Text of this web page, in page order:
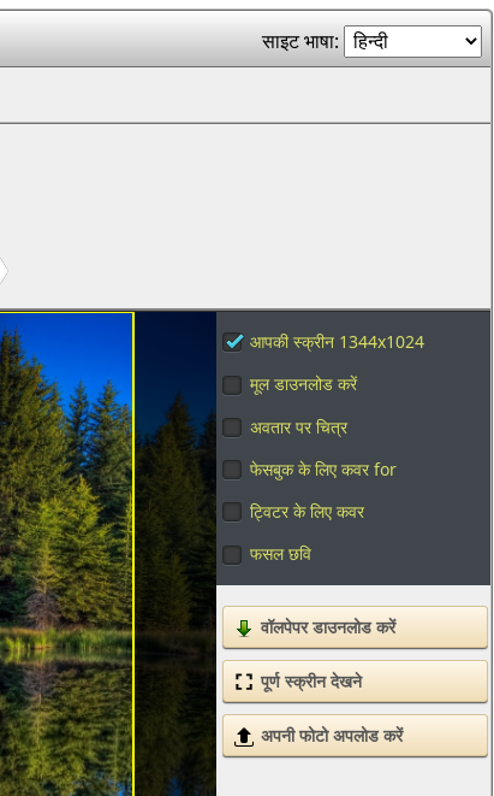
साइट भाषा:
आपकी स्क्रीन 1344x1024
मूल डाउनलोड करें
अवतार पर चित्र
फेसबुक के लिए कवर for
ट्विटर के लिए कवर
फसल छवि
वॉलपेपर डाउनलोड करें
पूर्ण स्क्रीन देखने
अपनी फोटो अपलोड करें